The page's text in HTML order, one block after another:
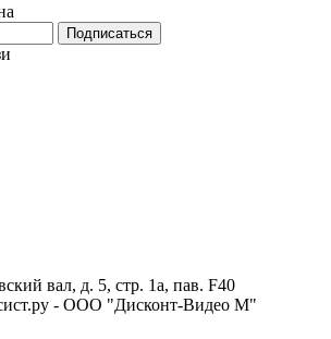
вал, д. 5, стр. 1а, пав. F40
- ООО "Дисконт-Видео М"